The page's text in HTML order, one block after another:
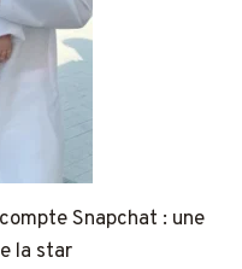
Snapchat : une
la star